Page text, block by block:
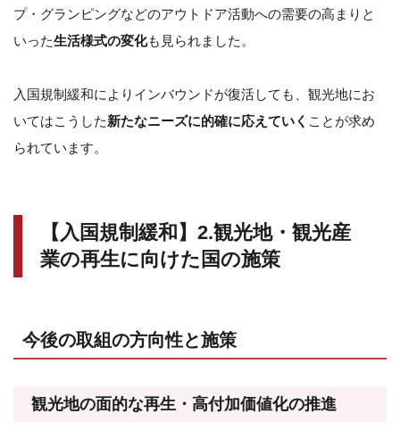
プ・グランピングなどのアウトドア活動への需要の高まりと
いった生活様式の変化も見られました。
入国規制緩和によりインバウンドが復活しても、観光地にお
いてはこうした新たなニーズに的確に応えていく ことが求め
られています。
【入国規制緩和】2.観光地・観光産
業の再生に向けた国の施策
今後の取組の方向性と施策
観光地の面的な再生・高付加価値化の推進